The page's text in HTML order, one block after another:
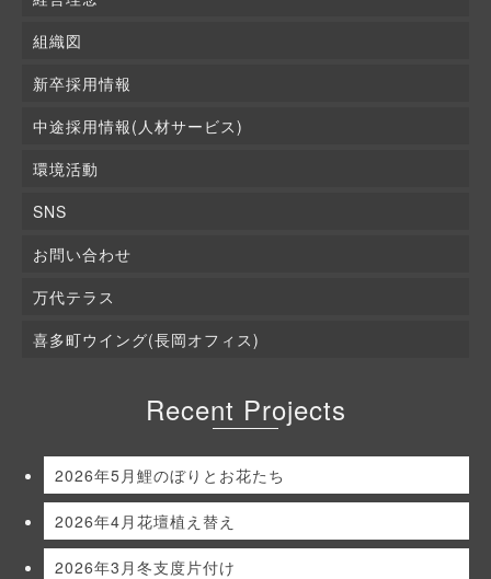
組織図
新卒採用情報
中途採用情報(人材サービス)
環境活動
SNS
お問い合わせ
万代テラス
喜多町ウイング(長岡オフィス)
Recent Projects
2026年5月鯉のぼりとお花たち
2026年4月花壇植え替え
2026年3月冬支度片付け